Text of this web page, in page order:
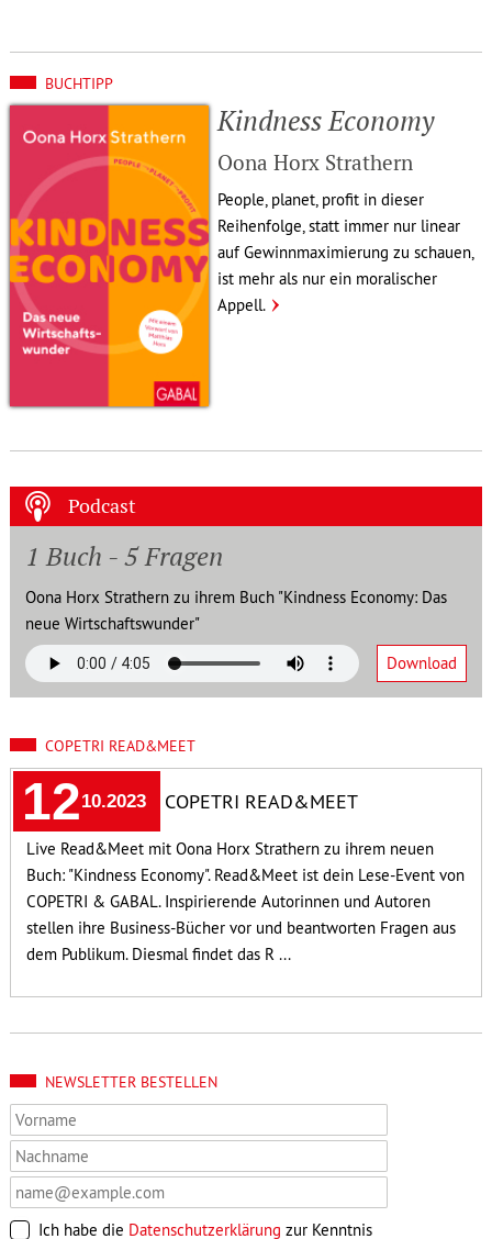
BUCHTIPP
Kindness Economy
Oona Horx Strathern
People, planet, profit in dieser
Reihen­folge, statt immer nur linear
auf Gewinn­ma­xi­mie­rung zu schauen,
ist mehr als nur ein mora­li­scher
Appell.
Podcast
1 Buch - 5 Fragen
Oona Horx Strathern zu ihrem Buch "Kindness Economy: Das
neue Wirtschaftswunder"
Download
COPETRI READ&MEET
1210.2023 COPETRI READ&MEET
Live Read&Meet mit Oona Horx Strathern zu ihrem neuen
Buch: "Kindness Economy". Read&Meet ist dein Lese-Event von
COPETRI & GABAL. Inspirierende Autorinnen und Autoren
stellen ihre Business-Bücher vor und beantworten Fragen aus
dem Publikum. Diesmal findet das R ...
NEWSLETTER BESTELLEN
Ich habe die Datenschutzerklärung zur Kenntnis